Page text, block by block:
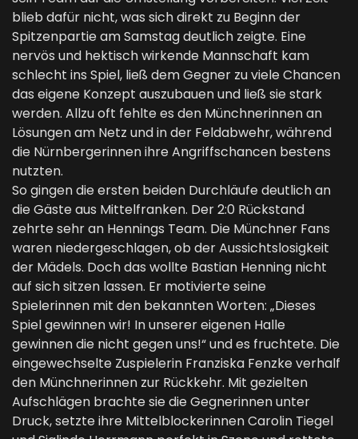
blieb dafür nicht, was sich direkt zu Beginn der
Spitzenpartie am Samstag deutlich zeigte. Eine
nervös und hektisch wirkende Mannschaft kam
schlecht ins Spiel, ließ dem Gegner zu viele Chancen
das eigene Konzept auszubauen und ließ sie stark
werden. Allzu oft fehlte es den Münchnerinnen an
Lösungen am Netz und in der Feldabwehr, während
die Nürnbergerinnen ihre Angriffschancen bestens
nutzten.
So gingen die ersten beiden Durchläufe deutlich an
die Gäste aus Mittelfranken. Der 2:0 Rückstand
zehrte sehr an Hennings Team. Die Münchner Fans
waren niedergeschlagen, ob der Aussichtslosigkeit
der Mädels. Doch das wollte Bastian Henning nicht
auf sich sitzen lassen. Er motivierte seine
Spielerinnen mit den bekannten Worten: „Dieses
Spiel gewinnen wir! In unserer eigenen Halle
gewinnen die nicht gegen uns!“ und es fruchtete. Die
eingewechselte Zuspielerin Franziska Fenzke verhalf
den Münchnerinnen zur Rückkehr. Mit gezielten
Aufschlägen brachte sie die Gegnerinnen unter
Druck, setzte ihre Mittelblockerinnen Carolin Tiegel